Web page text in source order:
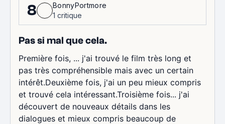
8
BonnyPortmore
1 critique
Pas si mal que cela.
Première fois, ... j'ai trouvé le film très long et
pas très compréhensible mais avec un certain
intérêt.Deuxième fois, j'ai un peu mieux compris
et trouvé cela intéressant.Troisième fois... j'ai
découvert de nouveaux détails dans les
dialogues et mieux compris beaucoup de